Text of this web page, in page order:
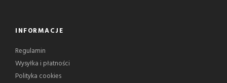
INFORMACJE
Regulamin
Wysyłka i płatności
Polityka cookies